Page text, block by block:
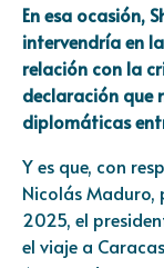
En esa ocasión,
intervendría en
relación con la
declaración que
diplomáticas
Y es que, con
Nicolás Maduro,
2025, el
el viaje a